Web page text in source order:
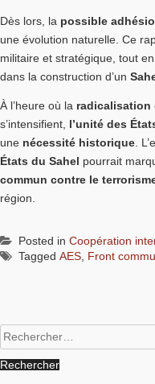
Dès lors, la possible
une évolution naturelle. Ce
militaire et stratégique, tout
dans la construction d’un
À l’heure où la radicalisation
s’intensifient, l’unité des
une nécessité historique .
États du Sahel pourrait
commun contre le
région.
Posted in Coopération
Tagged AES Front
Rechercher :